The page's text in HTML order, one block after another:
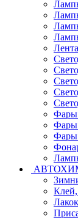
Фары
Фары
Фары
Клей,